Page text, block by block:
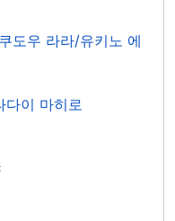
도우 라라/유키노 에
다이 마히로